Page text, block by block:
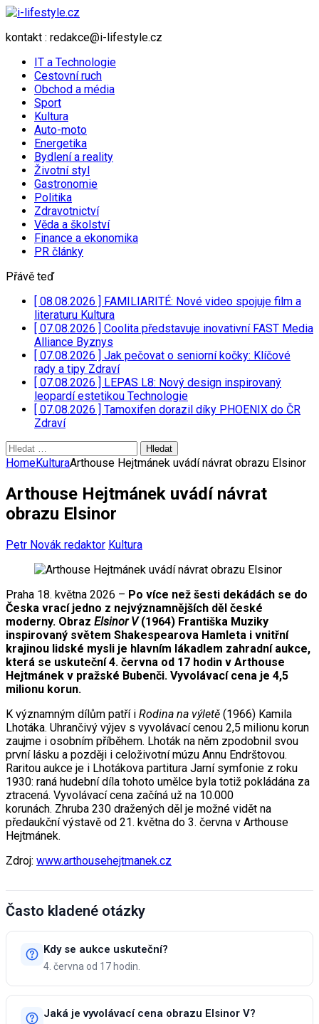
kontakt : redakce@i-lifestyle.cz
IT a Technologie
Cestovní ruch
Obchod a média
Sport
Kultura
Auto-moto
Energetika
Bydlení a reality
Životní styl
Gastronomie
Politika
Zdravotnictví
Věda a školství
Finance a ekonomika
PR články
Přávě teď
[ 08.08.2026 ] FAMILIARITÉ: Nové video spojuje film a
literaturu Kultura
[ 07.08.2026 ] Coolita představuje inovativní FAST Media
Alliance Byznys
[ 07.08.2026 ] Jak pečovat o seniorní kočky: Klíčové
rady a tipy Zdraví
[ 07.08.2026 ] LEPAS L8: Nový design inspirovaný
leopardí estetikou Technologie
[ 07.08.2026 ] Tamoxifen dorazil díky PHOENIX do ČR
Zdraví
Vyhledávání
HomeKulturaArthouse Hejtmánek uvádí návrat obrazu Elsinor
Arthouse Hejtmánek uvádí návrat
obrazu Elsinor
Petr Novák redaktor Kultura
Praha 18. května 2026 – Po více než šesti dekádách se do
Česka vrací jedno z nejvýznamnějších děl české
moderny. Obraz Elsinor V(1964) Františka Muziky
inspirovaný světem Shakespearova Hamleta i vnitřní
krajinou lidské mysli je hlavním lákadlem zahradní aukce,
která se uskuteční 4. června od 17 hodin v Arthouse
Hejtmánek v pražské Bubenči. Vyvolávací cena je 4,5
milionu korun.
K významným dílům patří i Rodina na výletě (1966) Kamila
Lhotáka. Uhrančivý výjev s vyvolávací cenou 2,5 milionu korun
zaujme i osobním příběhem. Lhoták na něm zpodobnil svou
první lásku a později i celoživotní múzu Annu Endrštovou.
Raritou aukce je i Lhotákova partitura Jarní symfonie z roku
1930: raná hudební díla tohoto umělce byla totiž pokládána za
ztracená. Vyvolávací cena začíná už na 10.000
korunách. Zhruba 230 dražených děl je možné vidět na
předaukční výstavě od 21. května do 3. června v Arthouse
Hejtmánek.
Zdroj: www.arthousehejtmanek.cz
Často kladené otázky
Kdy se aukce uskuteční?
4. června od 17 hodin.
Jaká je vyvolávací cena obrazu Elsinor V?